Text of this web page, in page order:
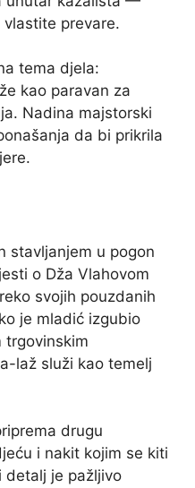
prevare.
tema djela:
kao paravan za
Nadina majstorski
da bi prikrila
stavljanjem u pogon
o Dža Vlahovom
svojih pouzdanih
je mladić izgubio
trgovinskim
laž služi kao temelj
drugu
i nakit kojim se kiti
detalj je pažljivo